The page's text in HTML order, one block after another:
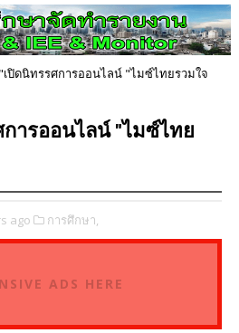
เปิดนิทรรศการออนไลน์ "ไมซ์ไทยรวมใจ
ารออนไลน์ "ไมซ์ไทย
ago การศึกษา,
ADS HERE